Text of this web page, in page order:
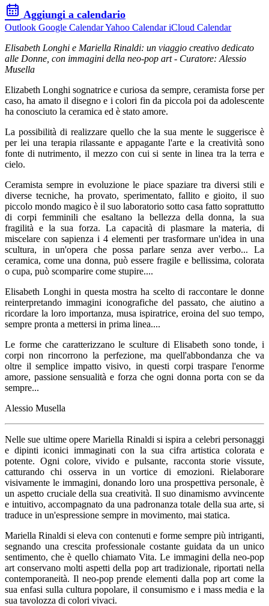
Aggiungi a calendario
Outlook Google CalendarYahoo CalendariCloud Calendar
Elisabeth Longhi e Mariella Rinaldi: un viaggio creativo dedicato
alle Donne, con immagini della neo-pop art - Curatore: Alessio
Musella
Elizabeth Longhi sognatrice e curiosa da sempre, ceramista forse per
caso, ha amato il disegno e i colori fin da piccola poi da adolescente
ha conosciuto la ceramica ed è stato amore.
La possibilità di realizzare quello che la sua mente le suggerisce è
per lei una terapia rilassante e appagante l'arte e la creatività sono
fonte di nutrimento, il mezzo con cui si sente in linea tra la terra e
cielo.
Ceramista sempre in evoluzione le piace spaziare tra diversi stili e
diverse tecniche, ha provato, sperimentato, fallito e gioito, il suo
piccolo mondo magico è il suo laboratorio sotto casa fatto soprattutto
di corpi femminili che esaltano la bellezza della donna, la sua
fragilità e la sua forza. La capacità di plasmare la materia, di
miscelare con sapienza i 4 elementi per trasformare un'idea in una
scultura, in un'opera che possa parlare senza aver verbo... La
ceramica, come una donna, può essere fragile e bellissima, colorata
o cupa, può scomparire come stupire....
Elisabeth Longhi in questa mostra ha scelto di raccontare le donne
reinterpretando immagini iconografiche del passato, che aiutino a
ricordare la loro importanza, musa ispiratrice, eroina del suo tempo,
sempre pronta a mettersi in prima linea....
Le forme che caratterizzano le sculture di Elisabeth sono tonde, i
corpi non rincorrono la perfezione, ma quell'abbondanza che va
oltre il semplice impatto visivo, in questi corpi traspare l'enorme
amore, passione sensualità e forza che ogni donna porta con se da
sempre...
Alessio Musella
Nelle sue ultime opere Mariella Rinaldi si ispira a celebri personaggi
e dipinti iconici immaginati con la sua cifra artistica colorata e
potente. Ogni colore, vivido e pulsante, racconta storie vissute,
catturando chi osserva in un vortice di emozioni. Rielaborare
visivamente le immagini, donando loro una prospettiva personale, è
un aspetto cruciale della sua creatività. Il suo dinamismo avvincente
e intuitivo, accompagnato da una padronanza totale della sua arte, si
traduce in un'espressione sempre in movimento, mai statica.
Mariella Rinaldi si eleva con contenuti e forme sempre più intriganti,
segnando una crescita professionale costante guidata da un unico
sentimento, che è quello chiamato Vita. Le immagini della neo-pop
art conservano molti aspetti della pop art tradizionale, riportati nella
contemporaneità. Il neo-pop prende elementi dalla pop art come la
sua enfasi sulla cultura popolare, il consumismo e i mass media e la
sua tavolozza di colori vivaci.